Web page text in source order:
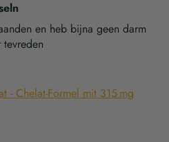
en heb bijna geen darm
- Chelat-Formel mit 315 mg